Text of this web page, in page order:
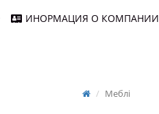
ИНОРМАЦИЯ О КОМПАНИИ
Меблі